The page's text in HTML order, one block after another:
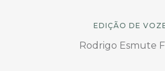
EDIÇÃO DE
Rodrigo Esmute